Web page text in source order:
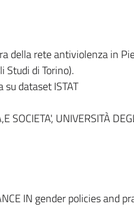
della rete antiviolenza in
Studi di Torino).
dataset ISTAT
SOCIETA', UNIVERSITÀ
IN gender policies and